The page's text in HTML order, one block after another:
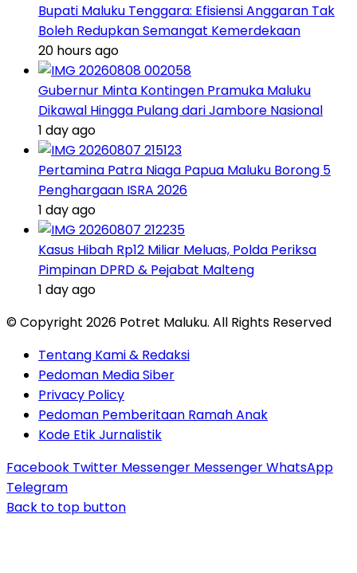
Bupati Maluku Tenggara: Efisiensi Anggaran Tak
Boleh Redupkan Semangat Kemerdekaan
20 hours ago
Gubernur Minta Kontingen Pramuka Maluku
Dikawal Hingga Pulang dari Jambore Nasional
1 day ago
Pertamina Patra Niaga Papua Maluku Borong 5
Penghargaan ISRA 2026
1 day ago
Kasus Hibah Rp12 Miliar Meluas, Polda Periksa
Pimpinan DPRD & Pejabat Malteng
1 day ago
© Copyright 2026 Potret Maluku. All Rights Reserved
Tentang Kami & Redaksi
Pedoman Media Siber
Privacy Policy
Pedoman Pemberitaan Ramah Anak
Kode Etik Jurnalistik
Facebook Twitter Messenger MessengerWhatsApp
Telegram
Back to top button